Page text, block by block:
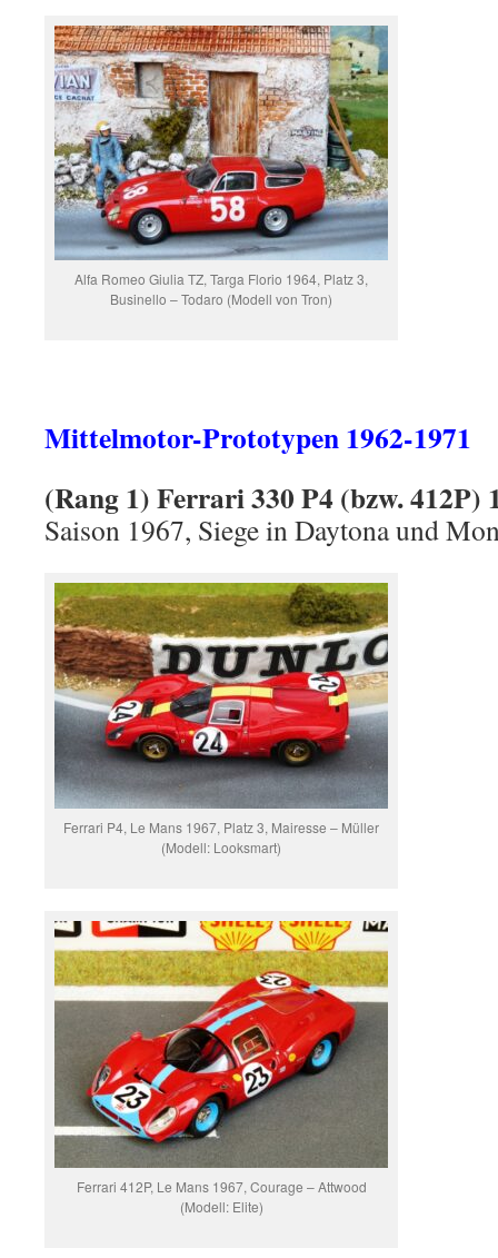
Alfa Romeo Giulia TZ, Targa Florio 1964, Platz 3,
Businello – Todaro (Modell von Tron)
Mittelmotor-Prototypen 1962-1971
(Rang 1) Ferrari 330 P4 (bzw. 412P)
Saison 1967, Siege in Daytona und
Ferrari P4, Le Mans 1967, Platz 3, Mairesse – Müller
(Modell: Looksmart)
Ferrari 412P, Le Mans 1967, Courage – Attwood
(Modell: Elite)